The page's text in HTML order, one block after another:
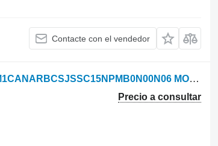
Contacte con el vendedor
Sauer-Danfoss MOTORE DANFOSS H1B110AAM1CANARBCSJSSC15NPMB0N00N06 MOD. 83066440 motor hidráulico para New Holland sistema de riego
Precio a consultar